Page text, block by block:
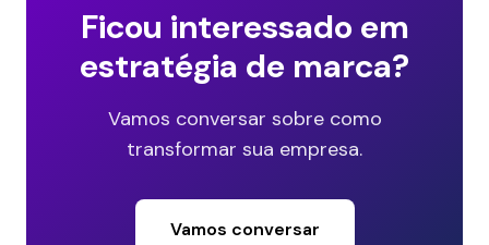
Ficou interessado em
estratégia de marca?
Vamos conversar sobre como
transformar sua empresa.
Vamos conversar